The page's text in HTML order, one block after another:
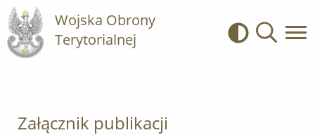
Wojska Obrony
Terytorialnej
Kontrast
Załącznik publikacji